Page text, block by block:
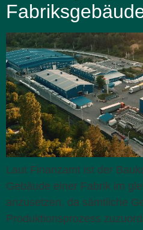
Laut Finanzamt ist der
Gebäude einer Fabrik im
anzusetzen, da sämtliche
Produktionsprozess